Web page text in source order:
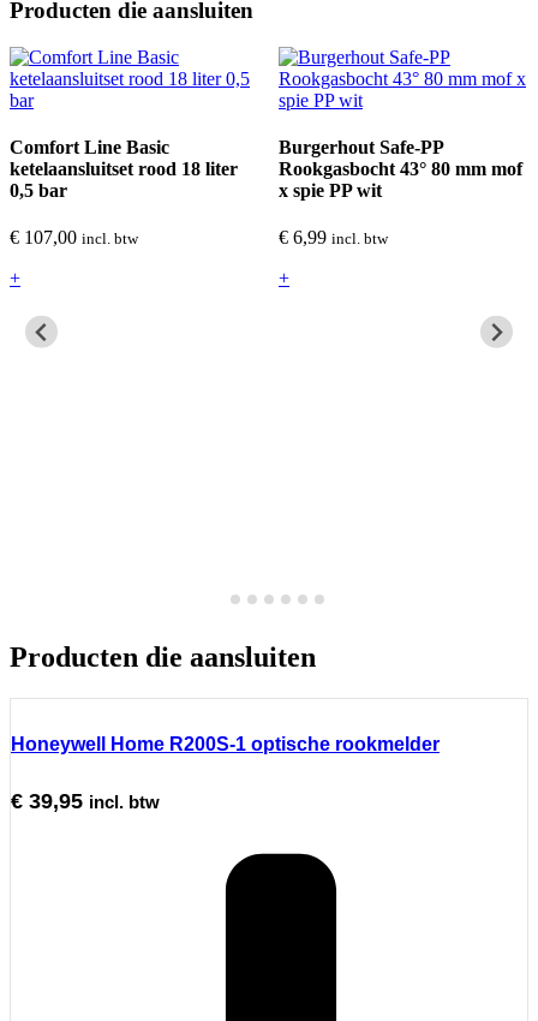
Producten die aansluiten
Comfort Line Basic
ketelaansluitset rood 18 liter
0,5 bar
€ 107,00 incl. btw
+
Burgerhout Safe-PP
Rookgasbocht 43° 80 mm mof
x spie PP wit
€ 6,99 incl. btw
+
Producten die aansluiten
Honeywell Home R200S-1 optische rookmelder
€ 39,95 incl. btw